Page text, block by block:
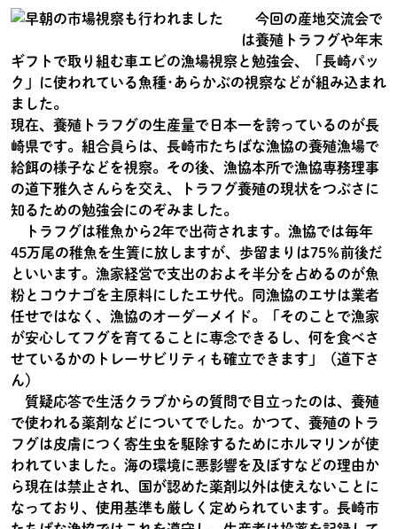
今回の産地交流会で
は養殖トラフグや年末
ギフトで取り組む車エビの漁場視察と勉強会、「長崎パッ
ク」に使われている魚種･あらかぶの視察などが組み込まれ
ました。
現在、養殖トラフグの生産量で日本一を誇っているのが長
崎県です。組合員らは、長崎市たちばな漁協の養殖漁場で
給餌の様子などを視察。その後、漁協本所で漁協専務理事
の道下雅久さんらを交え、トラフグ養殖の現状をつぶさに
知るための勉強会にのぞみました。
トラフグは稚魚から2年で出荷されます。漁協では毎年
45万尾の稚魚を生簀に放しますが、歩留まりは75％前後だ
といいます。漁家経営で支出のおよそ半分を占めるのが魚
粉とコウナゴを主原料にしたエサ代。同漁協のエサは業者
任せではなく、漁協のオーダーメイド。「そのことで漁家
が安心してフグを育てることに専念できるし、何を食べさ
せているかのトレーサビリティも確立できます」（道下さ
ん）
質疑応答で生活クラブからの質問で目立ったのは、養殖
で使われる薬剤などについてでした。かつて、養殖のトラ
フグは皮膚につく寄生虫を駆除するためにホルマリンが使
われていました。海の環境に悪影響を及ぼすなどの理由か
ら現在は禁止され、国が認めた薬剤以外は使えないことに
なっており、使用基準も厳しく定められています。長崎市